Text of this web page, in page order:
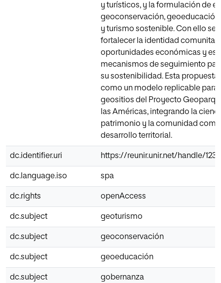
y turísticos, y la formulación de
geoconservación,
y turismo sostenible. Con ello se
fortalecer la identidad
oportunidades económicas y
mecanismos de seguimiento
su sostenibilidad. Esta propuesta
como un modelo replicable para
geositios del Proyecto
las Américas, integrando la
patrimonio y la comunidad
desarrollo territorial.
dc.identifier.uri https://reunir.unir.net/handle/
dc.language.iso spa
dc.rights openAccess
dc.subject geoturismo
dc.subject geoconservación
dc.subject geoeducación
dc.subject gobernanza